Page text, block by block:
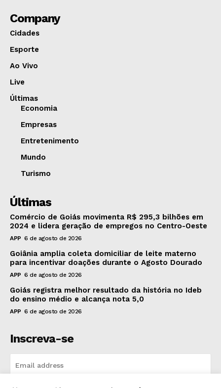
Company
Cidades
Esporte
Ao Vivo
Live
Últimas
Economia
Empresas
Entretenimento
Mundo
Turismo
Últimas
Comércio de Goiás movimenta R$ 295,3 bilhões em
2024 e lidera geração de empregos no Centro-Oeste
APP 6 de agosto de 2026
Goiânia amplia coleta domiciliar de leite materno
para incentivar doações durante o Agosto Dourado
APP 6 de agosto de 2026
Goiás registra melhor resultado da história no Ideb
do ensino médio e alcança nota 5,0
APP 6 de agosto de 2026
Inscreva-se